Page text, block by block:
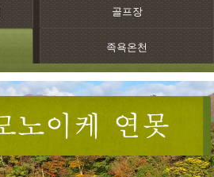
골프장
족욕온천